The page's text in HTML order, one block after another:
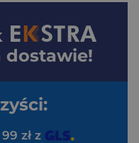
dostawie!
zł z